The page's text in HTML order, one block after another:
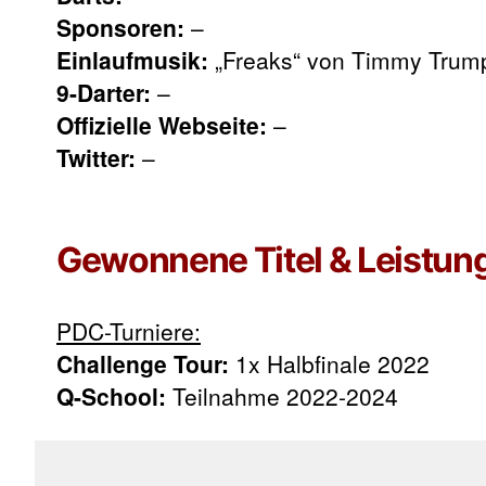
Sponsoren: –
Einlaufmusik: „Freaks“ von Timmy
9-Darter: –
Offizielle Webseite: –
Twitter: –
Gewonnene Titel &
PDC-Turniere:
Challenge Tour: 1x Halbfinale 2022
Q-School: Teilnahme 2022-2024